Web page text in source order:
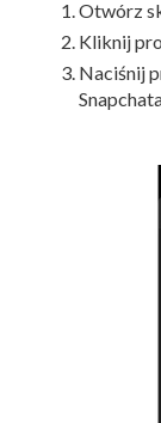
Otwórz
Kliknij
Naciśnij